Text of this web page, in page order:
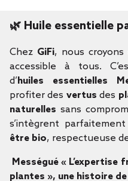
🌿 Huile essentielle
Chez GiFi, nous
accessible à tous.
d’huiles essentielles
profiter des vertus des
naturelles sans
s’intègrent
être bio, respectueuse
Mességué « L’expertise
plantes », une histoire